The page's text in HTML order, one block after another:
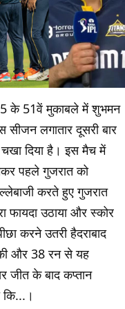
के 51वें मुकाबले में शुभमन
सीजन लगातार दूसरी बार
चखा दिया है। इस मैच में
पहले गुजरात को
करते हुए गुजरात
फायदा उठाया और स्कोर
करने उतरी हैदराबाद
और 38 रन से यह
जीत के बाद कप्तान